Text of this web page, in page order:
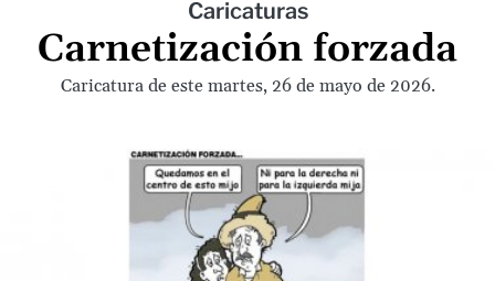
Caricaturas
Carnetización forzada
Caricatura de este martes, 26 de mayo de 2026.